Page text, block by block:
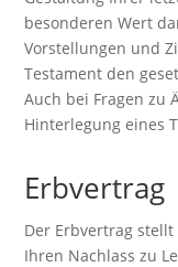
besonderen Wert
Vorstellungen und
Testament den
Auch bei Fragen zu
Hinterlegung eines
Erbvertrag
Der Erbvertrag
Ihren Nachlass zu